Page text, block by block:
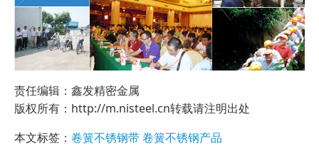
责任编辑：鑫发精密金属
版权所有：http://m.nisteel.cn转载请注明出处
本文标签： 卷簧不锈钢带卷簧不锈钢产品